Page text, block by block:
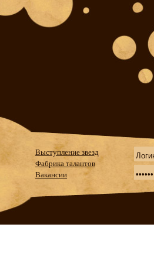
Выступление звезд
Фабрика талантов
Вакансии